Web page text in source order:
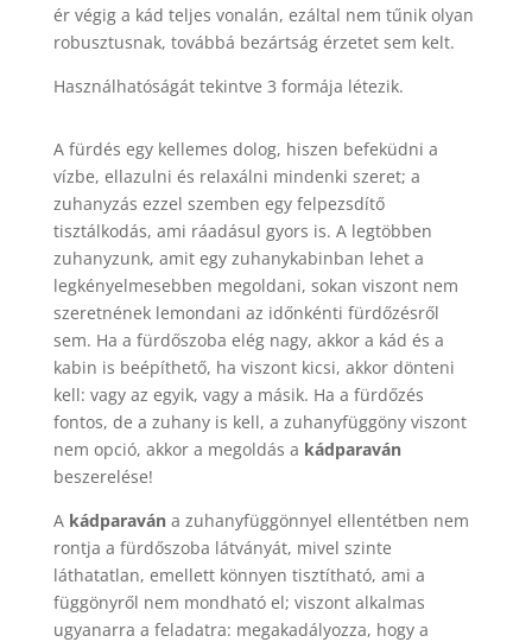
ér végig a kád teljes vonalán, ezáltal nem tűnik olyan
robusztusnak, továbbá bezártság érzetet sem kelt.
Használhatóságát tekintve 3 formája létezik.
A fürdés egy kellemes dolog, hiszen befeküdni a
vízbe, ellazulni és relaxálni mindenki szeret; a
zuhanyzás ezzel szemben egy felpezsdítő
tisztálkodás, ami ráadásul gyors is. A legtöbben
zuhanyzunk, amit egy zuhanykabinban lehet a
legkényelmesebben megoldani, sokan viszont nem
szeretnének lemondani az időnkénti fürdőzésről
sem. Ha a fürdőszoba elég nagy, akkor a kád és a
kabin is beépíthető, ha viszont kicsi, akkor dönteni
kell: vagy az egyik, vagy a másik. Ha a fürdőzés
fontos, de a zuhany is kell, a zuhanyfüggöny viszont
nem opció, akkor a megoldás a kádparaván
beszerelése!
A kádparavána zuhanyfüggönnyel ellentétben nem
rontja a fürdőszoba látványát, mivel szinte
láthatatlan, emellett könnyen tisztítható, ami a
függönyről nem mondható el; viszont alkalmas
ugyanarra a feladatra: megakadályozza, hogy a